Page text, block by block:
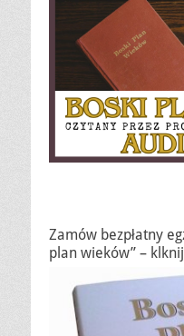
Zamów bezpłatny
plan wieków” –